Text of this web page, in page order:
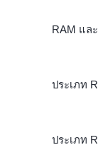
RAM แล
ประเภท
ประเภท